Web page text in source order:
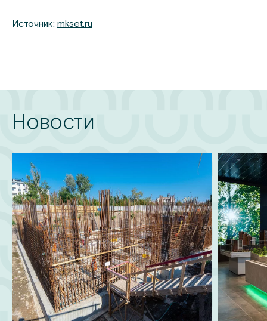
Источник: mkset.ru
Новости